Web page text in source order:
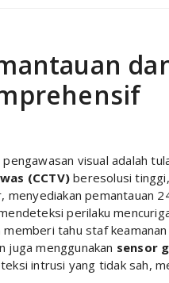
visual adalah
(CCTV) beresolusi
menyediakan pemantauan
perilaku
memberi tahu staf
juga menggunakan sensor
intrusi yang tidak sah,